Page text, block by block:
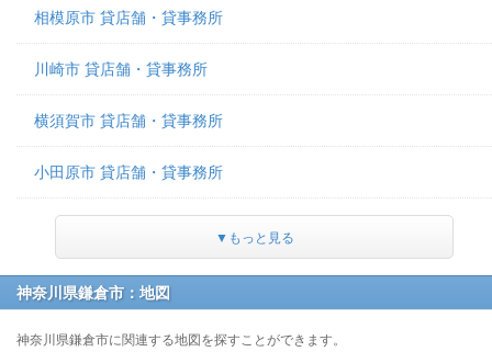
相模原市 貸店舗・貸事務所
川崎市 貸店舗・貸事務所
横須賀市 貸店舗・貸事務所
小田原市 貸店舗・貸事務所
▼もっと見る
神奈川県鎌倉市：地図
神奈川県鎌倉市に関連する地図を探すことができます。